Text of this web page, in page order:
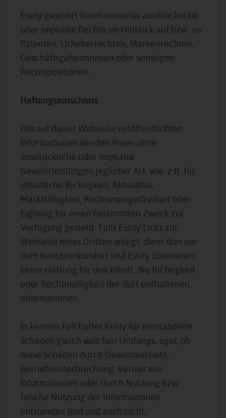
Essity gewährt Ihnen keinerlei ausdrückliche
oder implizite Rechte im Hinblick auf bzw. an
Patenten, Urheberrechten, Markenrechten,
Geschäftsgeheimnissen oder sonstigen
Rechtspositionen.
Haftungsausschluss
Die auf dieser Webseite veröffentlichten
Informationen werden Ihnen ohne
ausdrückliche oder implizite
Gewährleistungen jeglicher Art, wie. z B. für
inhaltliche Richtigkeit, Aktualität,
Marktfähigkeit, Rechtsmängelfreiheit oder
Eignung für einen bestimmten Zweck zur
Verfügung gestellt. Falls Essity Links zur
Webseite eines Dritten anlegt, dient dies nur
dem Benutzerkomfort und Essity übernimmt
keine Haftung für den Inhalt, die Richtigkeit
oder Rechtmäßigkeit der dort enthaltenen
Informationen.
In keinem Fall haftet Essity für entstandene
Schäden gleich welchen Umfangs, egal, ob
diese Schäden durch Gewinnverluste,
Betriebsunterbrechung, Verlust von
Informationen oder durch Nutzung bzw.
falsche Nutzung der Informationen
entstanden sind und auch nicht,